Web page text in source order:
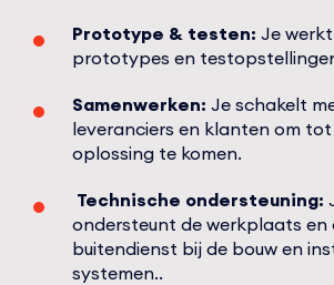
Prototype & testen: Je
prototypes en
Samenwerken: Je schakelt
leveranciers en klanten om
oplossing te komen.
Technische ondersteuning:
ondersteunt de werkplaats en
buitendienst bij de bouw en
systemen..